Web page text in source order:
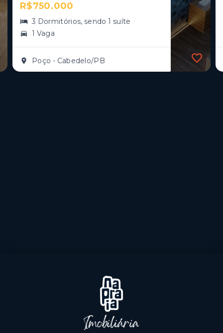
R$750.000
3 Dormitórios, sendo 1 suíte
1 Vaga
Poço - Cabedelo/PB